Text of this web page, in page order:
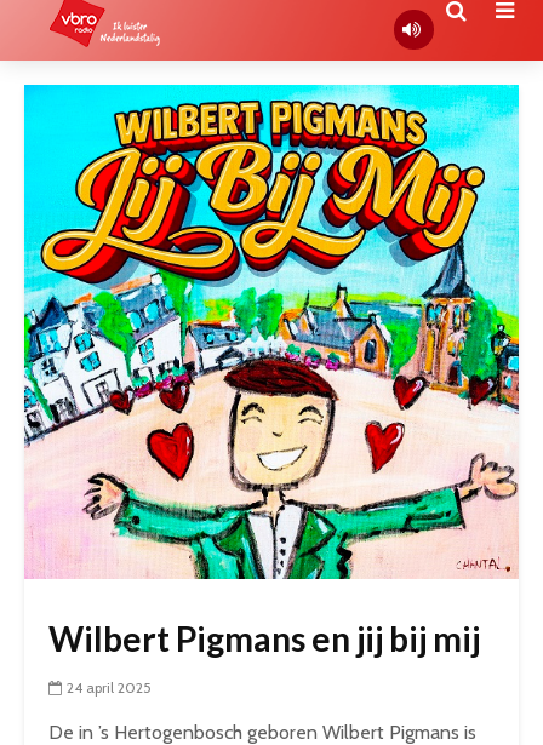
Wilbert Pigmans en jij bij mij
24 april 2025
De in ’s Hertogenbosch geboren Wilbert Pigmans is